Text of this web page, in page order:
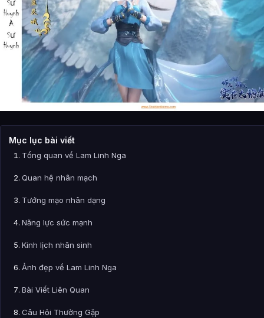
Mục lục bài viết
Tổng quan về Lam Linh Nga
Quan hệ nhân mạch
Tướng mạo nhân dạng
Năng lực sức mạnh
Kinh lịch nhân sinh
Ảnh đẹp về Lam Linh Nga
Bài Viết Liên Quan
Câu Hỏi Thường Gặp